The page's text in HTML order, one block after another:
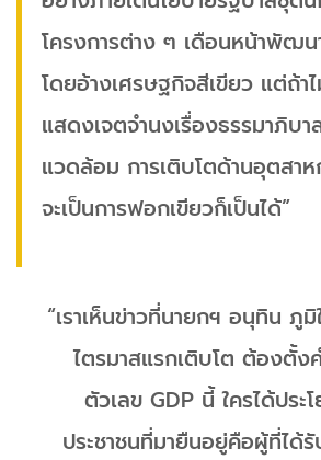
โครงการต่าง ๆ เดือนหน้าพัฒ
โดยอ้างเศรษฐกิจสีเขียว แต่ถ้า
แสดงเจตจำนงเรื่องธรรมาภิบ
แวดล้อม การเติบโตด้านอุตสาห
จะเป็นการฟอกเขียวก็เป็นได้”
“เราเห็นข่าวที่นายกฯ อนุทิน ภู
ไตรมาสแรกเติบโต ต้องตั้ง
ตัวเลข GDP นี้ ใครได้ประ
ประชาชนที่มายืนอยู่คือผู้ที่ได้